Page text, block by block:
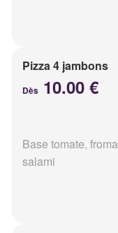
Pizza 4 jambons
Dès 10.00 €
Base tomate,
salami